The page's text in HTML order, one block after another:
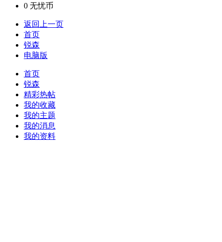
0 无忧币
返回上一页
首页
锐森
电脑版
首页
锐森
精彩热帖
我的收藏
我的主题
我的消息
我的资料